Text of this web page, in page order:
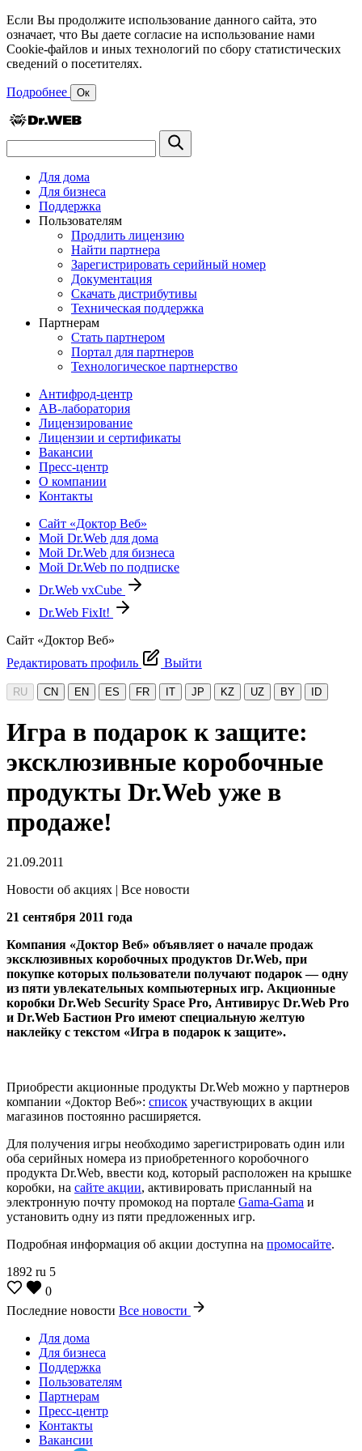
Если Вы продолжите использование данного сайта, это
означает, что Вы даете согласие на использование нами
Cookie-файлов и иных технологий по сбору статистических
сведений о посетителях.
Подробнее Ок
Для дома
Для бизнеса
Поддержка
Пользователям
Продлить лицензию
Найти партнера
Зарегистрировать серийный номер
Документация
Скачать дистрибутивы
Техническая поддержка
Партнерам
Стать партнером
Портал для партнеров
Технологическое партнерство
Антифрод-центр
АВ-лаборатория
Лицензирование
Лицензии и сертификаты
Вакансии
Пресс-центр
О компании
Контакты
Сайт «Доктор Веб»
Мой Dr.Web для дома
Мой Dr.Web для бизнеса
Мой Dr.Web по подписке
Dr.Web vxCube
Dr.Web FixIt!
Сайт «Доктор Веб»
Редактировать профиль
Выйти
RU CN EN ES FR IT JP KZ UZ BY ID
Игра в подарок к защите:
эксклюзивные коробочные
продукты Dr.Web уже в
продаже!
21.09.2011
Новости об акциях | Все новости
21 сентября 2011 года
Компания «Доктор Веб» объявляет о начале продаж
эксклюзивных коробочных продуктов Dr.Web, при
покупке которых пользователи получают подарок — одну
из пяти увлекательных компьютерных игр. Акционные
коробки Dr.Web Security Space Pro, Антивирус Dr.Web Pro
и Dr.Web Бастион Pro имеют специальную желтую
наклейку с текстом «Игра в подарок к защите».
Приобрести акционные продукты Dr.Web можно у партнеров
компании «Доктор Веб»: список участвующих в акции
магазинов постоянно расширяется.
Для получения игры необходимо зарегистрировать один или
оба серийных номера из приобретенного коробочного
продукта Dr.Web, ввести код, который расположен на крышке
коробки, на сайте акции, активировать присланный на
электронную почту промокод на портале Gama-Gama и
установить одну из пяти предложенных игр.
Подробная информация об акции доступна на промосайте.
1892 ru 5
0
Последние новости Все новости
Для дома
Для бизнеса
Поддержка
Пользователям
Партнерам
Пресс-центр
Контакты
Вакансии